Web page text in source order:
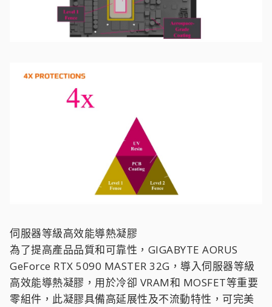
伺服器等級高效能導熱凝膠
為了提高產品品質和可靠性，GIGABYTE AORUS
GeForce RTX 5090 MASTER 32G，導入伺服器等級
高效能導熱凝膠，用於冷卻 VRAM和 MOSFET等重要
零組件，此凝膠具備高延展性及不流動特性，可完美